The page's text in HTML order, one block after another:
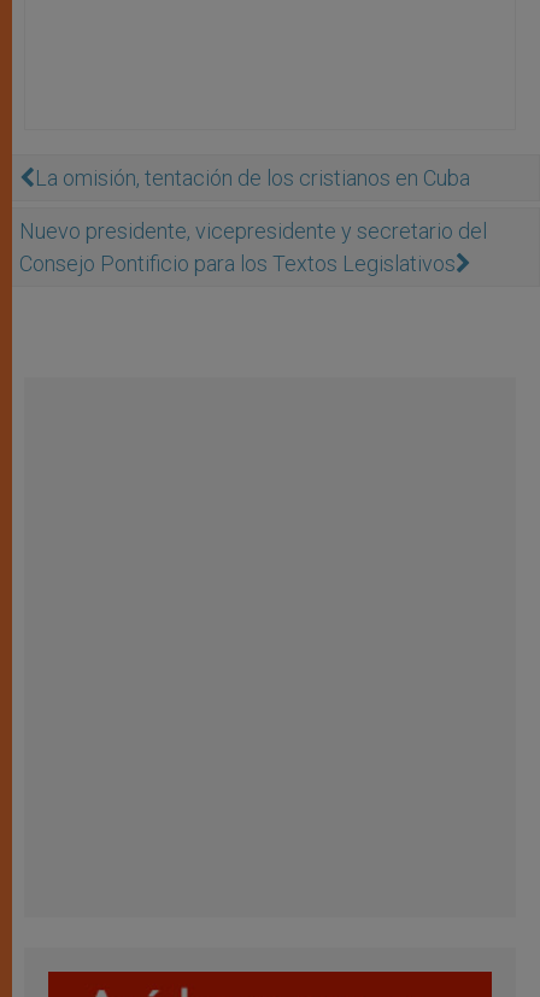
La omisión, tentación de los cristianos en Cuba
Nuevo presidente, vicepresidente y secretario del
Consejo Pontificio para los Textos Legislativos